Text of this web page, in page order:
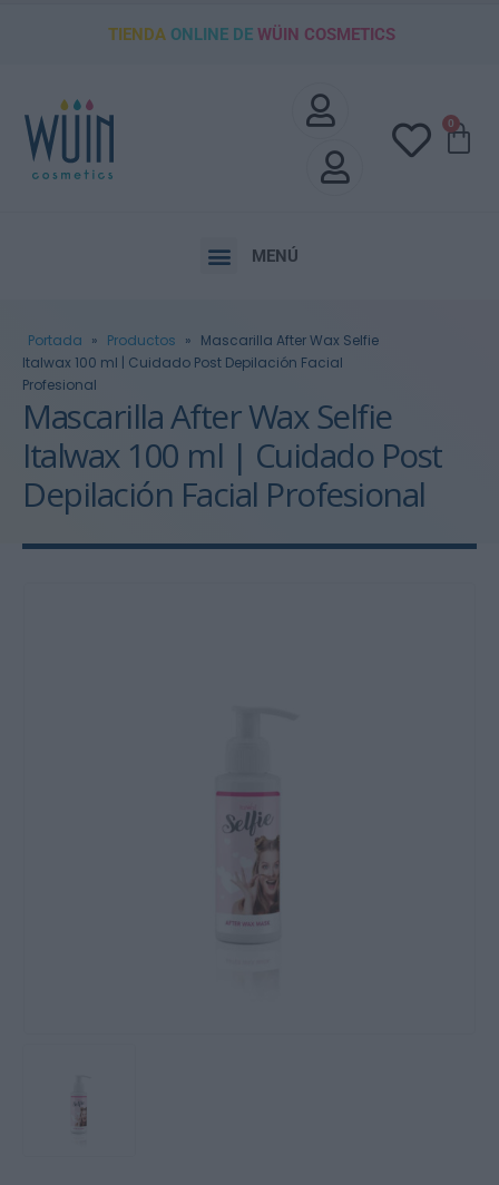
TIENDAONLINE DE WÜIN COSMETICS
0
MENÚ
Portada » Productos » Mascarilla After Wax Selfie
Italwax 100 ml | Cuidado Post Depilación Facial
Profesional
Mascarilla After Wax Selfie
Italwax 100 ml | Cuidado Post
Depilación Facial Profesional